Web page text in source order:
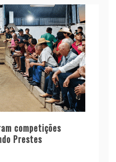
competições
Prestes